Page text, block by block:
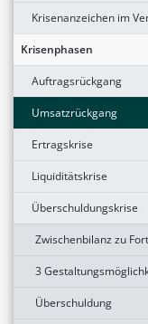
Krisenanzeichen im
Krisenphasen
Auftragsrückgang
Umsatzrückgang
Ertragskrise
Liquiditätskrise
Überschuldungskrise
Zwischenbilanz zu
3
Überschuldung